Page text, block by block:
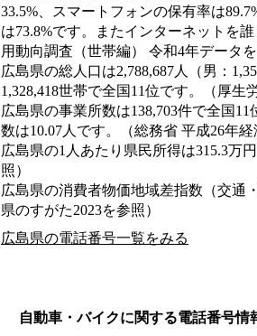
33.5%、スマートフォンの保有率は
は73.8%です。またインターネットを
用動向調査（世帯編） 令和4年データを
広島県の総人口は2,788,687人（男：
1,328,418世帯で全国11位です。（厚生
広島県の事業所数は138,703件で全国
数は10.07人です。（総務省 平成26年経
広島県の1人あたり県民所得は315.3万
照）
広島県の消費者物価地域差指数（交通
県のすがた2023を参照）
広島県の電話番号一覧をみる
自動車・バイクに関する電話番号情